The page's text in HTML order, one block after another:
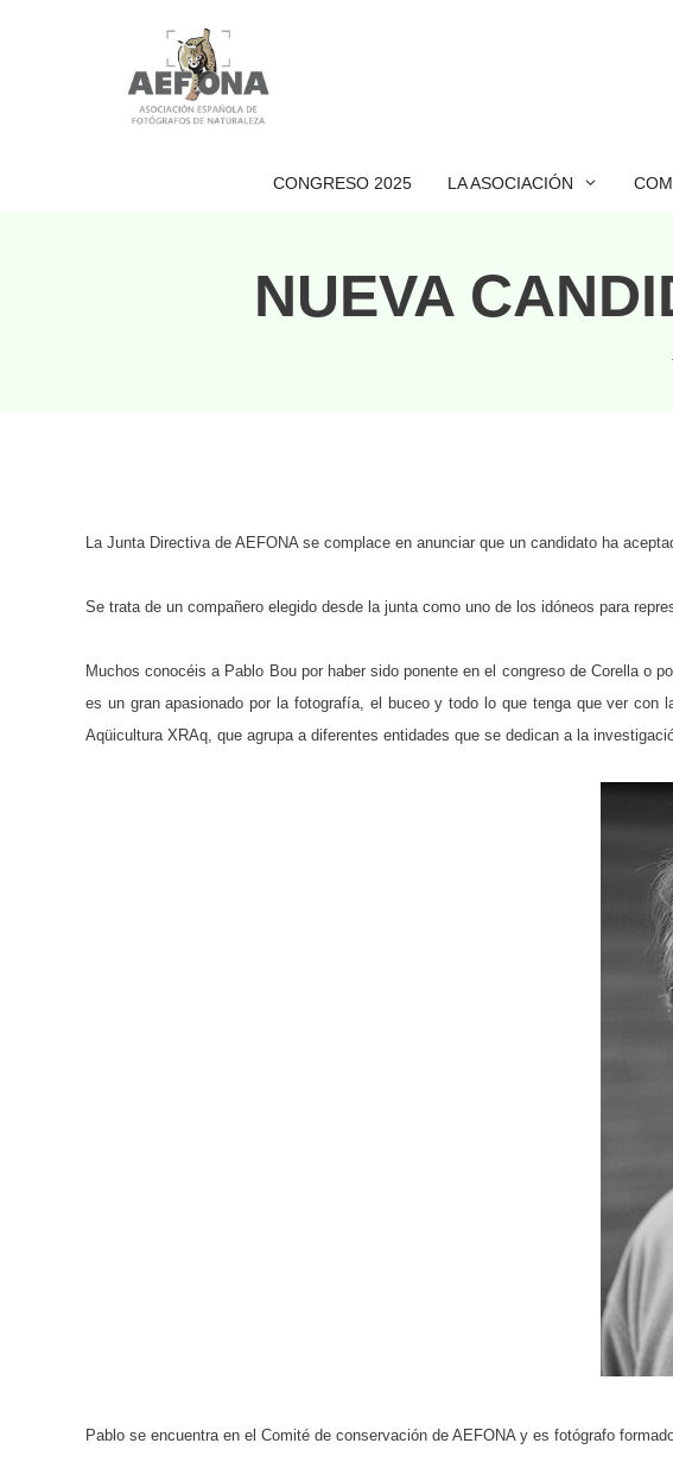
CONGRESO 2025 LA ASOCIACIÓN
NUEVA
La Junta Directiva de AEFONA se complace en anunciar que un candidato ha
Se trata de un compañero elegido desde la junta como uno de los idóneos para
Muchos conocéis a Pablo Bou por haber sido ponente en el congreso de Corella o
es un gran apasionado por la fotografía, el buceo y todo lo que tenga que ver
Aqüicultura XRAq, que agrupa a diferentes entidades que se dedican a la
Pablo se encuentra en el Comité de conservación de AEFONA y es fotógrafo